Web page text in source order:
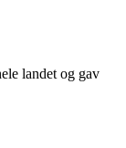
landet og gav